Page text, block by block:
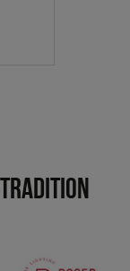
Tradition